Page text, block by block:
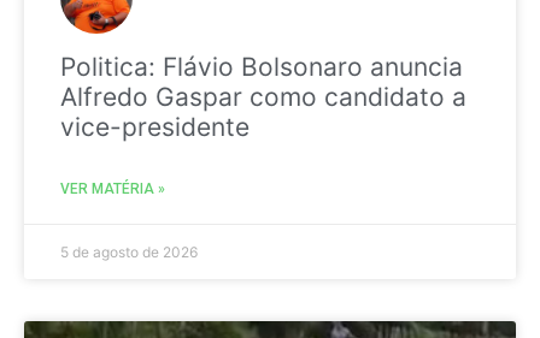
Politica: Flávio Bolsonaro anuncia
Alfredo Gaspar como candidato a
vice-presidente
VER MATÉRIA »
5 de agosto de 2026